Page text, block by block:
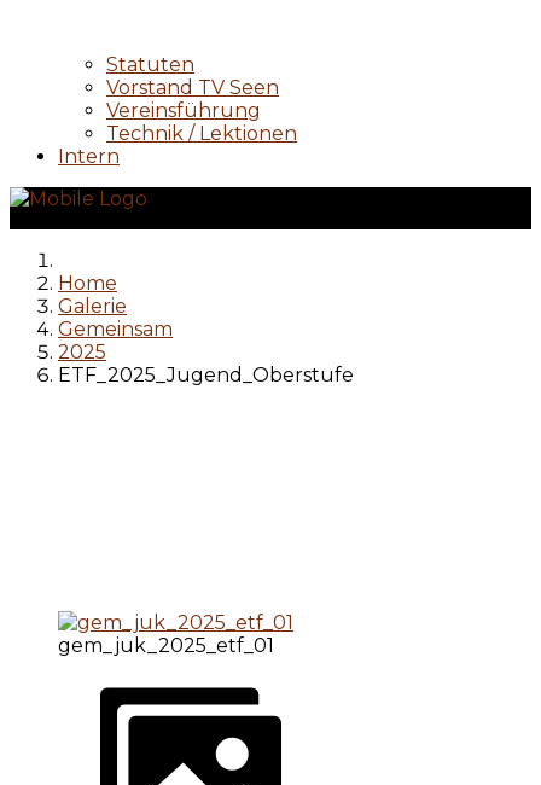
Statuten
Vorstand TV Seen
Vereinsführung
Technik / Lektionen
Intern
Home
Galerie
Gemeinsam
2025
ETF_2025_Jugend_Oberstufe
gem_juk_2025_etf_01